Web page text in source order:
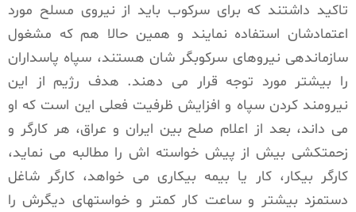
تاکید داشتند که برای سرکوب باید از نیروی مسلح مورد
اعتمادشان استفاده نمایند و همین حالا هم که مشغول
سازماندهی نیروهای سرکوبگر شان هستند، سپاه پاسداران
را بیشتر مورد توجه قرار می دهند. هدف رژیم از این
نیرومند کردن سپاه و افزایش ظرفیت فعلی این است که او
می داند، بعد از اعلام صلح بین ایران و عراق، هر کارگر و
زحمتکشی بیش از پیش خواسته اش را مطالبه می نماید،
کارگر بیکار، کار یا بیمه بیکاری می خواهد، کارگر شاغل
دستمزد بیشتر و ساعت کار کمتر و خواستهای دیگرش را